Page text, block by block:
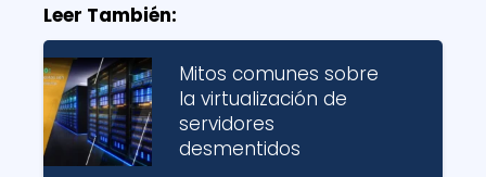
Leer También:
Mitos comunes sobre
la virtualización de
servidores
desmentidos